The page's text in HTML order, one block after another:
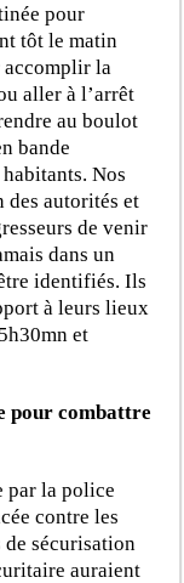
pour
tôt le matin
accomplir la
aller à l’arrêt
au boulot
bande
Nos
autorités et
de venir
dans un
identifiés. Ils
à leurs lieux
et
pour combattre
par la police
contre les
de sécurisation
auraient